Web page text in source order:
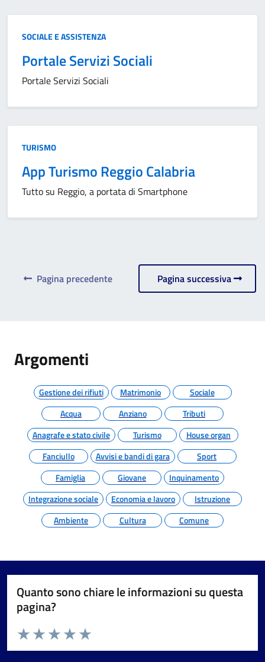
Categoria:
SOCIALE E ASSISTENZA
Portale Servizi Sociali
Portale Servizi Sociali
Categoria:
TURISMO
App Turismo Reggio Calabria
Tutto su Reggio, a portata di Smartphone
Pagina precedente Pagina successiva
Argomenti
Gestione dei rifiuti Matrimonio
Sociale
Acqua
Anziano
Tributi
Anagrafe e stato civile
Turismo
House organ
Fanciullo
Avvisi e bandi di gara
Sport
Famiglia
Giovane
Inquinamento
Integrazione sociale
Economia e lavoro
Istruzione
Ambiente
Cultura Comune
Quanto sono chiare le informazioni su questa
pagina?
Valuta da 1 a 5 stelle la pagina
Valuta 5 stelle su 5
Valuta 4 stelle su 5
Valuta 3 stelle su 5
Valuta 2 stelle su 5
Valuta 1 stelle su 5